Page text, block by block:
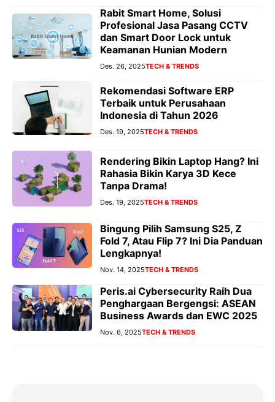
Rabit Smart Home, Solusi
Profesional Jasa Pasang CCTV
dan Smart Door Lock untuk
Keamanan Hunian Modern
Des. 26, 2025TECH & TRENDS
Rekomendasi Software ERP
Terbaik untuk Perusahaan
Indonesia di Tahun 2026
Des. 19, 2025TECH & TRENDS
Rendering Bikin Laptop Hang? Ini
Rahasia Bikin Karya 3D Kece
Tanpa Drama!
Des. 19, 2025TECH & TRENDS
Bingung Pilih Samsung S25, Z
Fold 7, Atau Flip 7? Ini Dia Panduan
Lengkapnya!
Nov. 14, 2025TECH & TRENDS
Peris.ai Cybersecurity Raih Dua
Penghargaan Bergengsi: ASEAN
Business Awards dan EWC 2025
Nov. 6, 2025TECH & TRENDS